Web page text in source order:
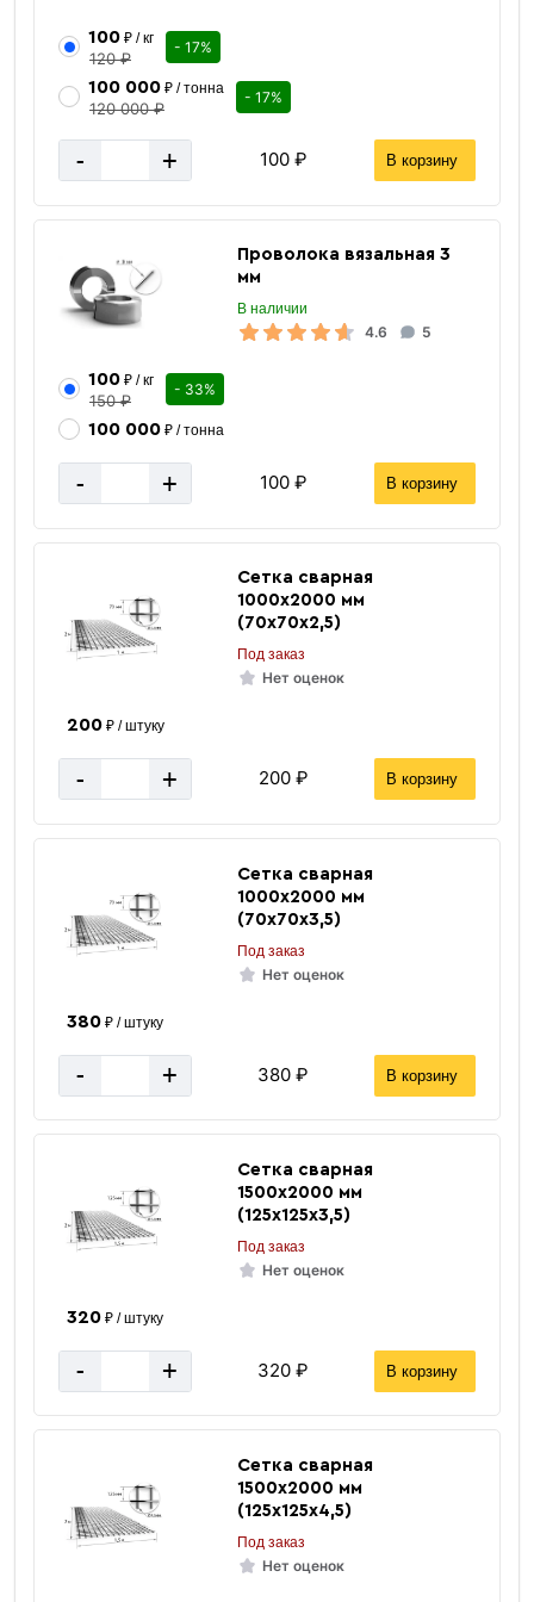
100₽ / кг
120 ₽
- 17%
100 000₽ / тонна
120 000 ₽
- 17%
- + 100 ₽ В корзину
Проволока вязальная 3
мм
В наличии
4.6 5
100₽ / кг
150 ₽
- 33%
100 000₽ / тонна
- + 100 ₽ В корзину
Сетка сварная
1000х2000 мм
(70х70х2,5)
Под заказ
Нет оценок
200₽ / штуку
- + 200 ₽ В корзину
Сетка сварная
1000х2000 мм
(70х70х3,5)
Под заказ
Нет оценок
380₽ / штуку
- + 380 ₽ В корзину
Сетка сварная
1500х2000 мм
(125х125х3,5)
Под заказ
Нет оценок
320₽ / штуку
- + 320 ₽ В корзину
Сетка сварная
1500х2000 мм
(125х125х4,5)
Под заказ
Нет оценок